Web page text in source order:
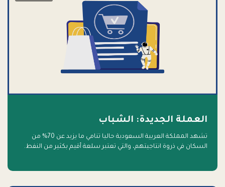
العملة الجديدة: الشباب
تشهد المملكة العربية السعودية حاليا تنامي ما يزيد عن 70% من
السكان في ذروة انتاجيتهم، والتي تعتبر سلعة أقيم بكثير من النفط.